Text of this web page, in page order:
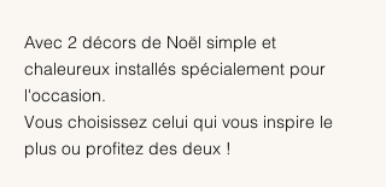
Avec 2 décors de Noël simple et
chaleureux installés spécialement pour
l'occasion.
Vous choisissez celui qui vous inspire le
plus ou profitez des deux !